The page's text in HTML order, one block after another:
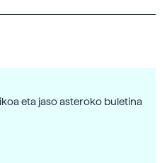
eta jaso asteroko buletina